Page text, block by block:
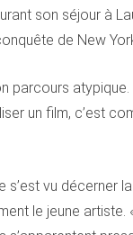
son séjour à
de New
parcours
un film, c’est
s’est vu décerner
le jeune